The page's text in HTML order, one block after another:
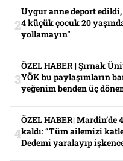
Uygur anne deport
4 küçük çocuk 20
yollamayın”
ÖZEL HABER | Şırnak
YÖK bu paylaşımların
yeğenim benden üç
ÖZEL HABER|
kaldı: “Tüm ailemizi
Dedemi yaralayıp